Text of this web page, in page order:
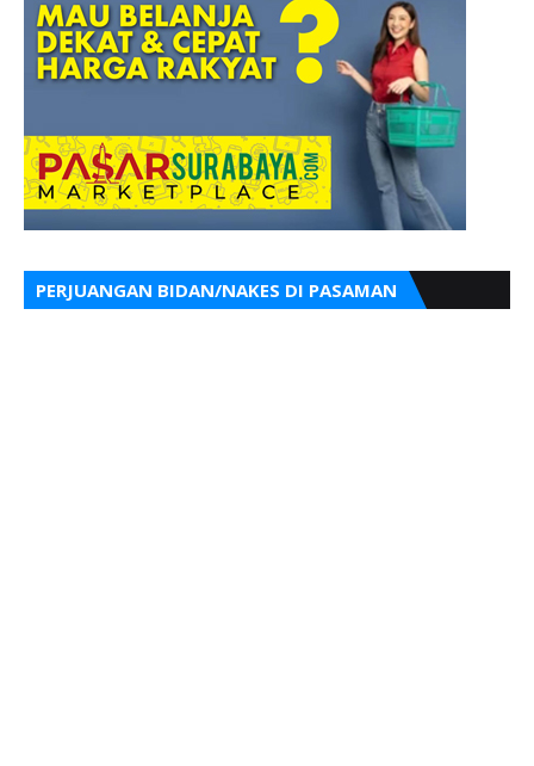
PERJUANGAN BIDAN/NAKES DI PASAMAN